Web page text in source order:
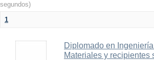
segundos)
1
Diplomado en
Materiales y recipientes